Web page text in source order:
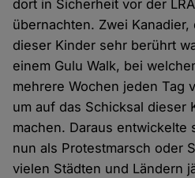
dort in Sicherheit vor der
übernachten. Zwei
dieser Kinder sehr berührt
einem Gulu Walk, bei
mehrere Wochen jeden Tag
um auf das Schicksal dieser
machen. Daraus entwickelte
nun als Protestmarsch oder
vielen Städten und Ländern